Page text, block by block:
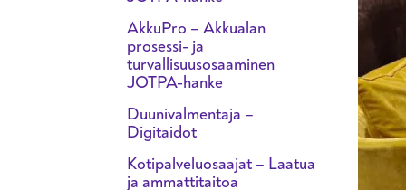
AkkuPro – Akkualan
prosessi- ja
turvallisuusosaaminen
JOTPA-hanke
Duunivalmentaja –
Digitaidot
Kotipalveluosaajat – Laatua
ja ammattitaitoa